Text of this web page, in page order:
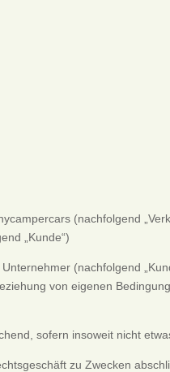
(nachfolgend
„Kunde“)
(nachfolgend
von eigenen
sofern insoweit nicht
zu Zwecken